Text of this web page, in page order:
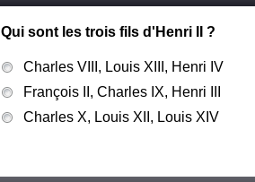
Qui sont les trois fils d'Henri II ?
Charles VIII, Louis XIII, Henri IV
François II, Charles IX, Henri III
Charles X, Louis XII, Louis XIV